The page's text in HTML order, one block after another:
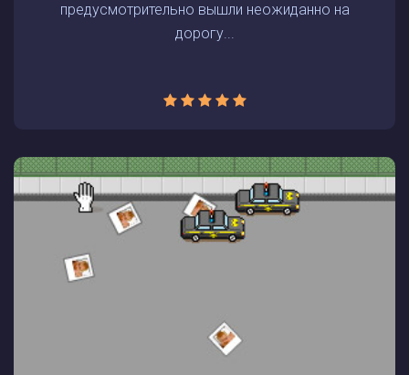
предусмотрительно вышли неожиданно на
дорогу...